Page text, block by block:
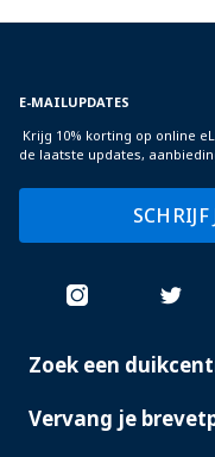
E-MAILUPDATES
Krijg 10% korting op online
de laatste updates,
PADI
Zoek een
Vervang je